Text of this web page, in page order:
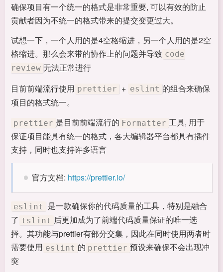
确保项目有一个统一的格式是非常重要, 可以有效的防止
贡献者因为不统一的格式带来的提交变更过大。
试想一下，一个人用的是4空格缩进，另一个人用的是2空
格缩进。那么会来带的协作上的问题并导致 code
review 无法正常进行
目前前端流行使用 prettier + eslint 的组合来确保
项目的格式统一。
prettier 是目前前端流行的 Formatter 工具, 用于
保证项目能具有统一的格式，各大编辑器平台都具有插件
支持，同时也支持许多语言
官方文档: https://prettier.io/
eslint
是一款确保你的代码质量的工具，特别是融合
了 tslint 后更加成为了前端代码质量保证的唯一选
择。其功能与prettier有部分交集，因此在同时使用两者时
需要使用 eslint 的 prettier 预设来确保不会出现冲
突